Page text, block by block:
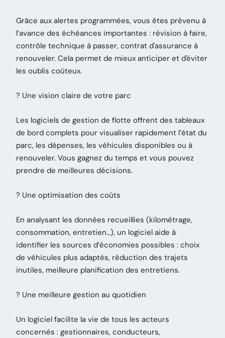
Grâce aux alertes programmées, vous êtes prévenu à
l’avance des échéances importantes : révision à faire,
contrôle technique à passer, contrat d'assurance à
renouveler. Cela permet de mieux anticiper et d'éviter
les oublis coûteux.
? Une vision claire de votre parc
Les logiciels de gestion de flotte offrent des tableaux
de bord complets pour visualiser rapidement l’état du
parc, les dépenses, les véhicules disponibles ou à
renouveler. Vous gagnez du temps et vous pouvez
prendre de meilleures décisions.
? Une optimisation des coûts
En analysant les données recueillies (kilométrage,
consommation, entretien…), un logiciel aide à
identifier les sources d’économies possibles : choix
de véhicules plus adaptés, réduction des trajets
inutiles, meilleure planification des entretiens.
? Une meilleure gestion au quotidien
Un logiciel facilite la vie de tous les acteurs
concernés : gestionnaires, conducteurs,